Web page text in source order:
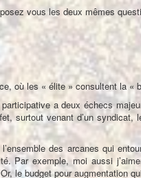
vous les deux mêmes
où les « élite » consultent la «
a deux échecs
surtout venant d’un
des arcanes qui
Par exemple, moi aussi
le budget pour augmentation